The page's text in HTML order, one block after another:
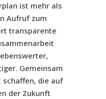
ist mehr als
Aufruf zum
transparente
Gemeinsam
schaffen, die auf
der Zukunft